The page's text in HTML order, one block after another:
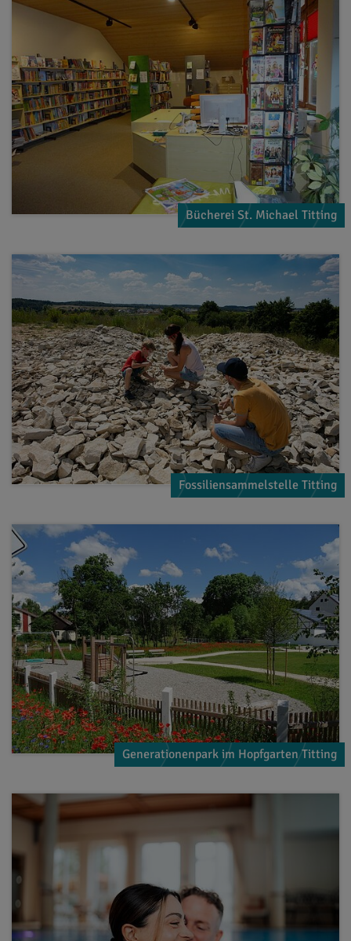
Bücherei St. Michael Titting
Fossiliensammelstelle Titting
Generationenpark im Hopfgarten Titting